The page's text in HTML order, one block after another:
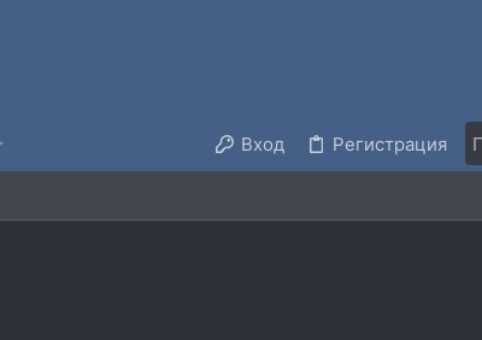
Вход Регистрация